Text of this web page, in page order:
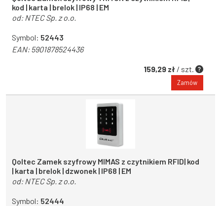
kod | karta | brelok | IP68 | EM
od: NTEC Sp. z o.o.
Symbol: 52443
EAN:5901878524436
159,29 zł / szt.
Zamów
Qoltec Zamek szyfrowy MIMAS z czytnikiem RFID| kod
| karta | brelok | dzwonek | IP68 | EM
od: NTEC Sp. z o.o.
Symbol: 52444